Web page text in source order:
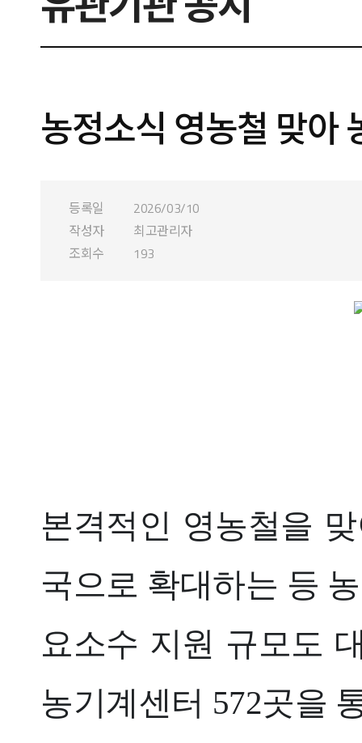
농정소식 영농철 맞아
등록일
2026/03/10
작성자
최고관리자
조회수
193
본격적인 영농철을
국으로 확대하는 등
요소수 지원 규모도
농기계센터 572곳을